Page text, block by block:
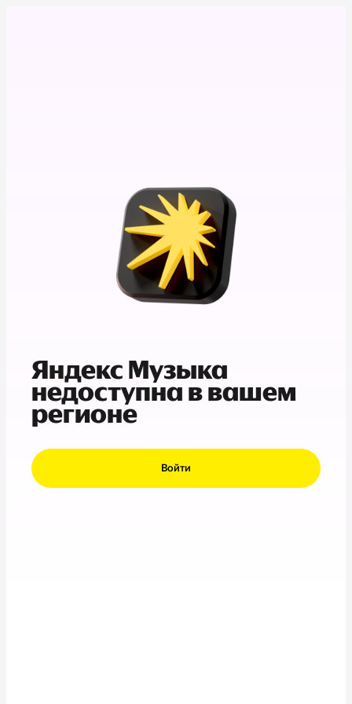
Яндекс Музыка
недоступна в вашем
регионе
Войти